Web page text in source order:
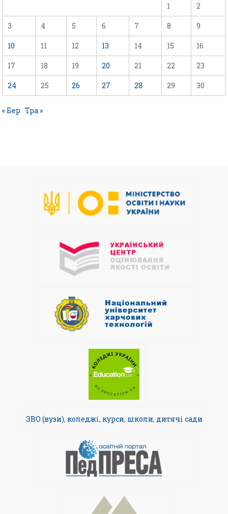
1 2
3 4 5 6 7 8 9
10 11 12 13 14 15 16
17 18 19 20 21 22 23
24 25 26 27 28 29 30
« Бер Тра »
ЗВО (вузи), коледжі, курси, школи, дитячі сади